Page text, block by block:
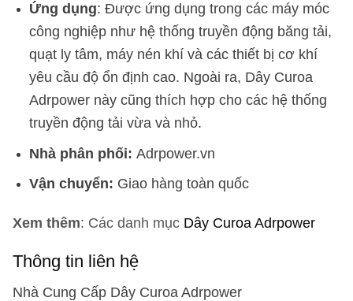
Ứng dụng: Được ứng dụng trong các máy móc
công nghiệp như hệ thống truyền động băng tải,
quạt ly tâm, máy nén khí và các thiết bị cơ khí
yêu cầu độ ổn định cao. Ngoài ra, Dây Curoa
Adrpower này cũng thích hợp cho các hệ thống
truyền động tải vừa và nhỏ.
Nhà phân phối: Adrpower.vn
Vận chuyển: Giao hàng toàn quốc
Xem thêm: Các danh mục Dây Curoa Adrpower
Thông tin liên hệ
Nhà Cung Cấp Dây Curoa Adrpower